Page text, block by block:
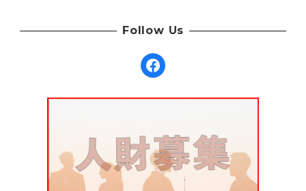
Follow Us
Facebook